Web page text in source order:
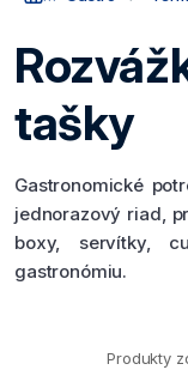
tašky
Gastronomické
jednorazový riad,
boxy, servítky,
gastronómiu.
Produkty